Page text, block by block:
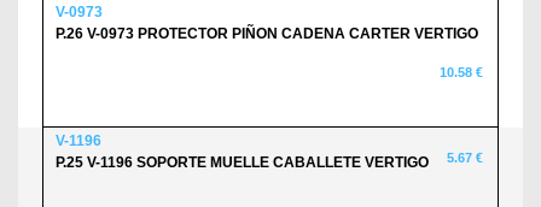
V-0973
P.26 V-0973 PROTECTOR PIÑON CADENA CARTER VERTIGO
10.58 €
V-1196
P.25 V-1196 SOPORTE MUELLE CABALLETE VERTIGO
5.67 €